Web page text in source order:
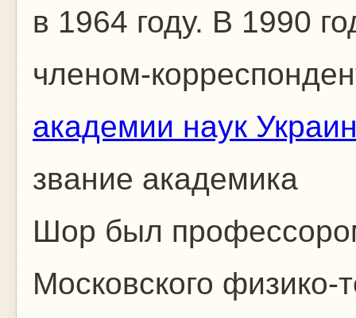
в 1964 году. В 1990
членом-
академии наук
звание академика
Шор был
Московского физико-